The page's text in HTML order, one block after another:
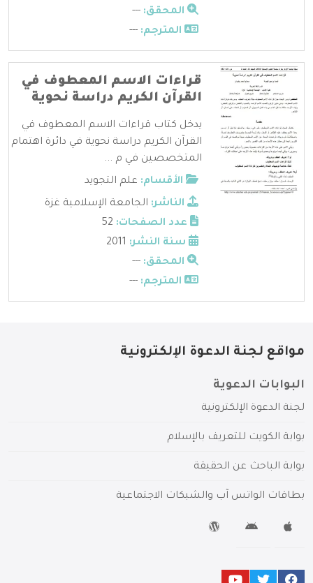
المحقق: ---
المترجم: ---
قراءات الاسم المعطوف في
القرآن الكريم دراسة نحوية
يدخل كتاب قراءات الاسم المعطوف في
القرآن الكريم دراسة نحوية في دائرة اهتمام
المتخصصين في م ...
الأقسام: علم التجويد
الناشر: الجامعة الإسلامية غزة
عدد الصفحات:
سنة النشر:
المحقق: ---
المترجم: ---
مواقع لجنة الدعوة الإلكترونية
البوابات الدعوية
لجنة الدعوة الإلكترونية
بوابة الكويت للتعريف بالإسلام
بوابة الباحث عن الحقيقة
بطاقات الواتس آب والشبكات الاجتماعية